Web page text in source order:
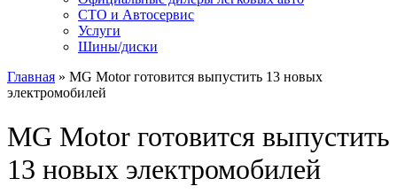
СТО и Автосервис
Услуги
Шины/диски
Главная » MG Motor готовится выпустить 13 новых
электромобилей
MG Motor готовится выпустить
13 новых электромобилей